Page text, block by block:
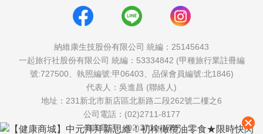
納維康生技股份有限公司 統編：25145643
一起旅行社股份有限公司 統編：53334842 (甲種旅行業註冊編
號:727500、執照編號:甲06403、品保會員編號:北1846)
代表人：吳進昌 (聯絡人)
地址：231新北市新店區北新路二段262號二樓之6
公司電話：(02)2711-8177
傳真電話：(02)2711-1757